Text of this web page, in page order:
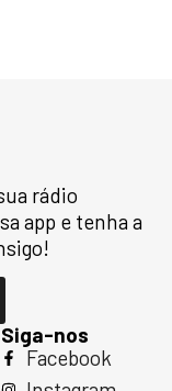
rádio
app e tenha a
Siga-nos
Facebook